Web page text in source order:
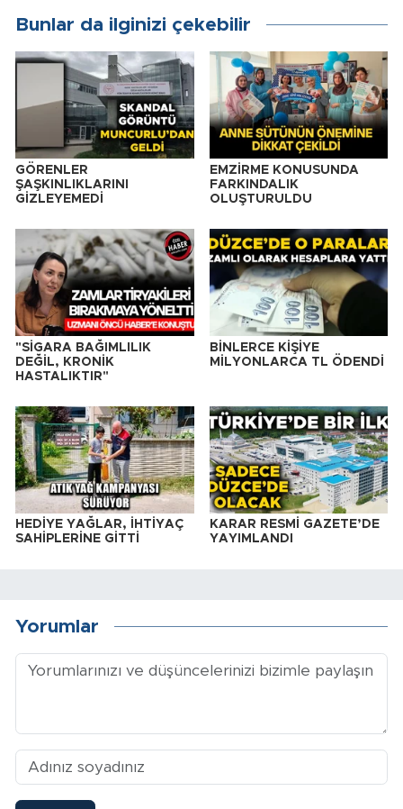
Bunlar da ilginizi çekebilir
GÖRENLER
ŞAŞKINLIKLARINI
GİZLEYEMEDİ
EMZİRME KONUSUNDA
FARKINDALIK
OLUŞTURULDU
"SİGARA BAĞIMLILIK
DEĞİL, KRONİK
HASTALIKTIR"
BİNLERCE KİŞİYE
MİLYONLARCA TL ÖDENDİ
HEDİYE YAĞLAR, İHTİYAÇ
SAHİPLERİNE GİTTİ
KARAR RESMİ GAZETE’DE
YAYIMLANDI
Yorumlar